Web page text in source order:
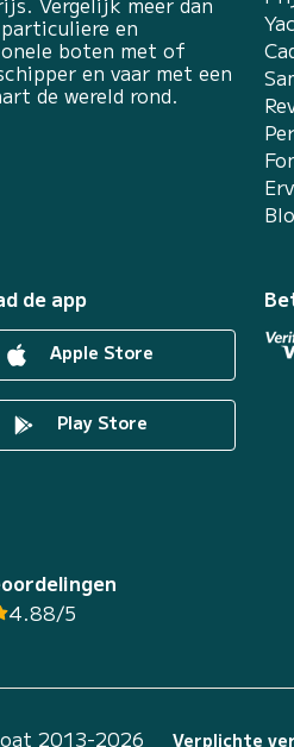
en
boten met of
en vaar met een
de wereld rond.
de app
Apple Store
Play Store
4.88/5
Verplichte
2013-2026